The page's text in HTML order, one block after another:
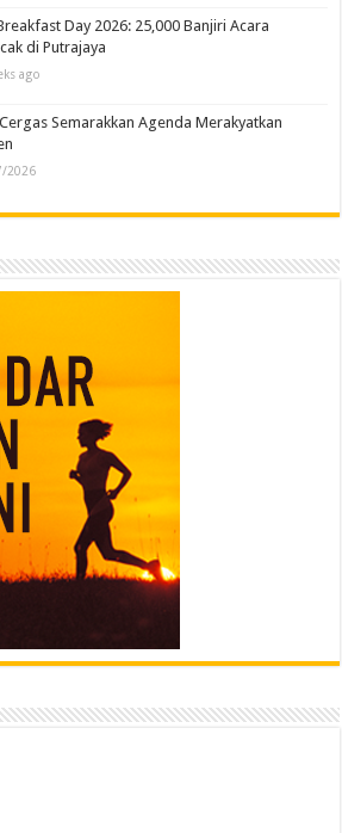
Day 2026: 25,000 Banjiri Acara
di Putrajaya
ago
Semarakkan Agenda Merakyatkan
2026